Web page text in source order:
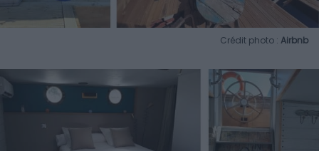
Crédit photo : Airbnb